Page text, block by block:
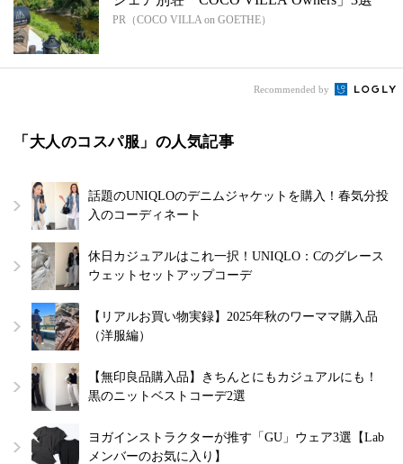
PR（COCO VILLA on GOETHE）
Recommended by
「大人のコスパ服」の人気記事
話題のUNIQLOのデニムジャケットを購入！春気分投
入のコーディネート
休日カジュアルはこれ一択！UNIQLO：Cのグレース
ウェットセットアップコーデ
【リアルお買い物実録】2025年秋のワーママ購入品
（洋服編）
【無印良品購入品】きちんとにもカジュアルにも！
黒のニットベストコーデ2選
ヨガインストラクターが推す「GU」ウェア3選【Lab
メンバーのお気に入り】